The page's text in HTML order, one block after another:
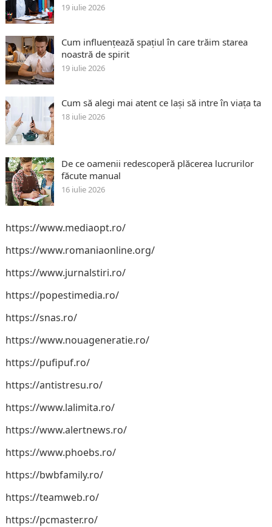
19 iulie 2026
Cum influențează spațiul în care trăim starea
noastră de spirit
19 iulie 2026
Cum să alegi mai atent ce lași să intre în viața ta
18 iulie 2026
De ce oamenii redescoperă plăcerea lucrurilor
făcute manual
16 iulie 2026
https://www.mediaopt.ro/
https://www.romaniaonline.org/
https://www.jurnalstiri.ro/
https://popestimedia.ro/
https://snas.ro/
https://www.nouageneratie.ro/
https://pufipuf.ro/
https://antistresu.ro/
https://www.lalimita.ro/
https://www.alertnews.ro/
https://www.phoebs.ro/
https://bwbfamily.ro/
https://teamweb.ro/
https://pcmaster.ro/